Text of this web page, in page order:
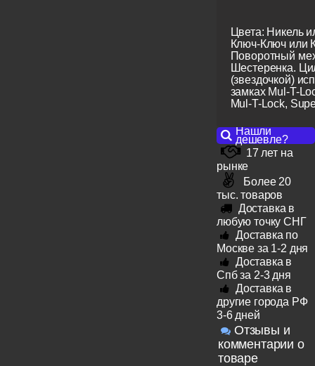
Цвета: Никель
Ключ-Ключ или
Поворотный
Шестеренка.
(звездочкой)
замках Mul-T-
Mul-T-Lock,
Нашли
дешевле?
17 лет на
рынке
Более 20
тыс. товаров
Доставка в
любую точку СНГ
Доставка по
Москве за 1-2 дня
Доставка в
Спб за 2-3 дня
Доставка в
другие города РФ
3-6 дней
Отзывы и
комментарии о
товаре